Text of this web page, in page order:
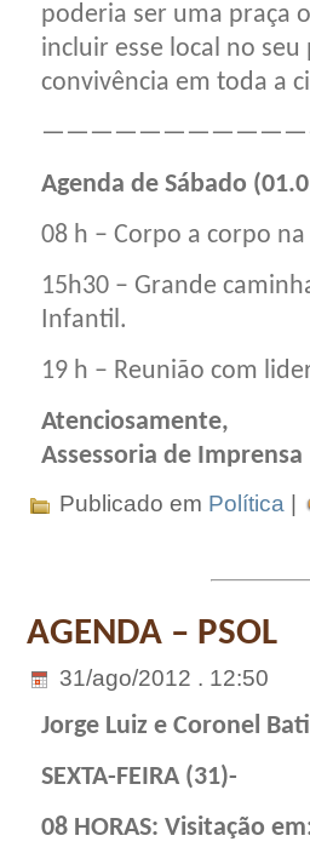
poderia ser uma praça
incluir esse local no
convivência em toda a
Agenda de Sábado
08 h – Corpo a corpo
15h30 – Grande
Infantil.
19 h – Reunião com
Atenciosamente,
Assessoria de Imprensa
Publicado em Política
AGENDA – PSOL
31/ago/2012 . 12:50
Jorge Luiz e Coronel
SEXTA-FEIRA (31)-
08 HORAS: Visitação